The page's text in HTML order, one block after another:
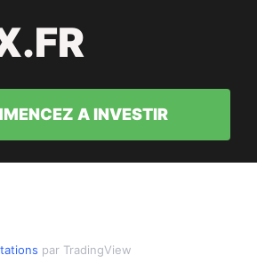
A INVESTIR
par TradingView